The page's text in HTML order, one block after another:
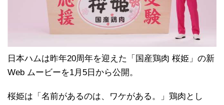
日本ハムは昨年20周年を迎えた「国産鶏肉 桜姫」の新
Web ムービーを1月5日から公開。
桜姫は「名前があるのは、ワケがある。」鶏肉とし